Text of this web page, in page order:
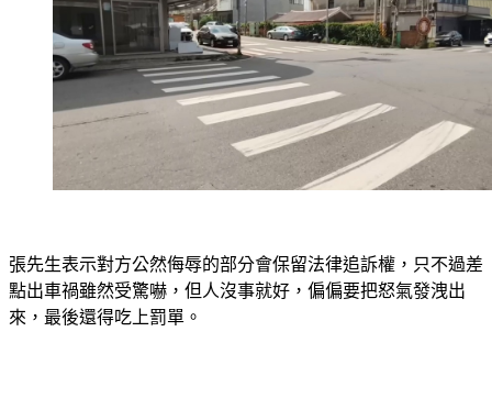
張先生表示對方公然侮辱的部分會保留法律追訴權，只不過差
點出車禍雖然受驚嚇，但人沒事就好，偏偏要把怒氣發洩出
來，最後還得吃上罰單。